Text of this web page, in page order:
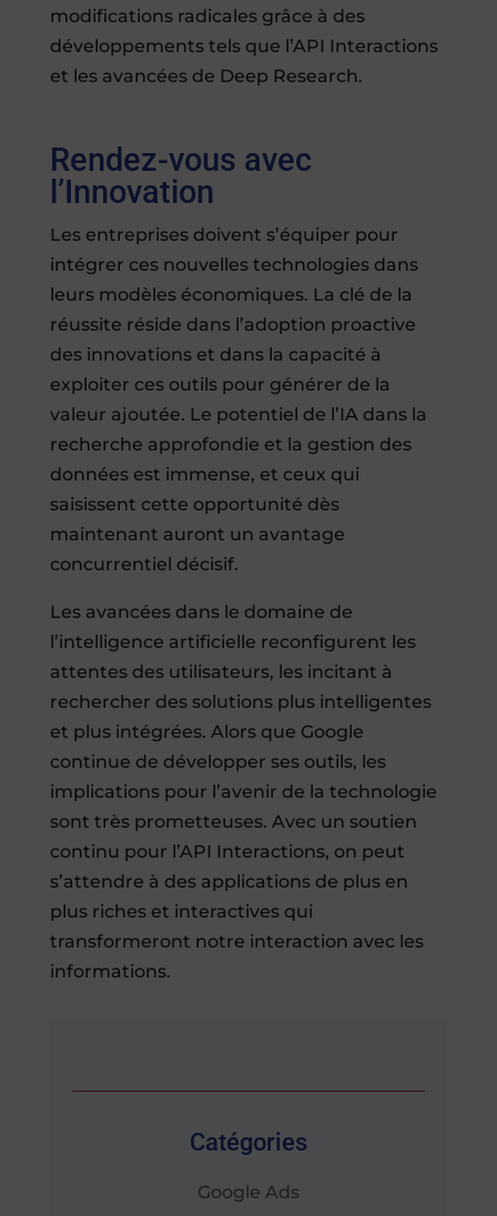
modifications radicales grâce à des
développements tels que l’API Interactions
et les avancées de Deep Research.
Rendez-vous avec
l’Innovation
Les entreprises doivent s’équiper pour
intégrer ces nouvelles technologies dans
leurs modèles économiques. La clé de la
réussite réside dans l’adoption proactive
des innovations et dans la capacité à
exploiter ces outils pour générer de la
valeur ajoutée. Le potentiel de l’IA dans la
recherche approfondie et la gestion des
données est immense, et ceux qui
saisissent cette opportunité dès
maintenant auront un avantage
concurrentiel décisif.
Les avancées dans le domaine de
l’intelligence artificielle reconfigurent les
attentes des utilisateurs, les incitant à
rechercher des solutions plus intelligentes
et plus intégrées. Alors que Google
continue de développer ses outils, les
implications pour l’avenir de la technologie
sont très prometteuses. Avec un soutien
continu pour l’API Interactions, on peut
s’attendre à des applications de plus en
plus riches et interactives qui
transformeront notre interaction avec les
informations.
Catégories
Google Ads